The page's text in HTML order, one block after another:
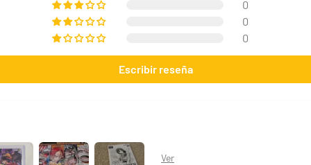
29,90 €
¡Últimas unidades!
0
0
0
Escribir reseña